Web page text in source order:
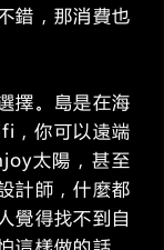
錯，那消費也
擇。島是在海
，你可以遠端
太陽，甚至
計師，什麼都
覺得找不到自